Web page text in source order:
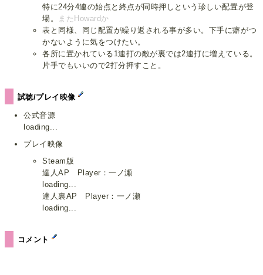
特に24分4連の始点と終点が同時押しという珍しい配置が登
場。
またHowardか
表と同様、同じ配置が繰り返される事が多い。下手に癖がつ
かないように気をつけたい。
各所に置かれている1連打の敵が裏では2連打に増えている。
片手でもいいので2打分押すこと。
試聴/プレイ映像
公式音源
loading...
プレイ映像
Steam版
達人AP Player：一ノ瀬
loading...
達人裏AP Player：一ノ瀬
loading...
コメント